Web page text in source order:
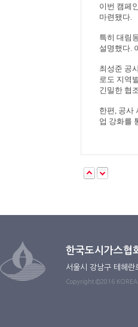
이번 캠페
마련됐다.
특히 대림
설명했다.
최성준 공
로도 지역
긴밀한 협
한편, 공사
업 강화를
한국도시가스협
서울시 강남구 테헤
Copyright ©2016 KOREA